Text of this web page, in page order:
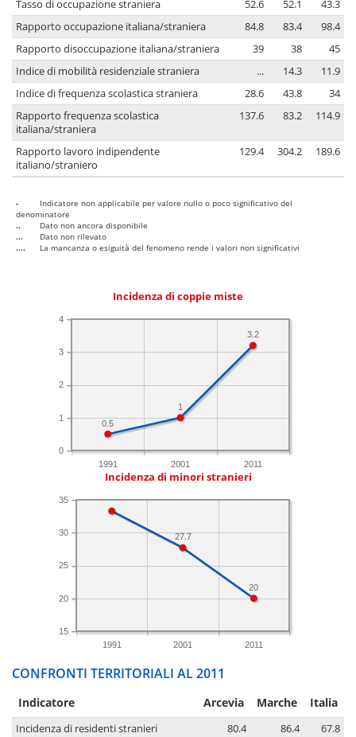
Tasso di occupazione straniera
52.6 52.1
43.3
Rapporto occupazione italiana/straniera
84.8 83.4
98.4
Rapporto disoccupazione italiana/straniera
39 38
45
Indice di mobilità residenziale straniera
... 14.3
11.9
Indice di frequenza scolastica straniera
28.6 43.8
34
Rapporto frequenza scolastica
italiana/straniera
137.6 83.2 114.9
Rapporto lavoro indipendente
italiano/straniero
129.4 304.2 189.6
-
Indicatore non applicabile per valore nullo o poco significativo del
denominatore
..
Dato non ancora disponibile
...
Dato non rilevato
....
La mancanza o esiguità del fenomeno rende i valori non significativi
Incidenza di coppie miste
1991 2001 2011
0
1
2
3
4
3.2
1
0.5
Incidenza di minori stranieri
1991 2001 2011
15
20
25
30
35
20
27.7
CONFRONTI TERRITORIALI AL 2011
Indicatore Arcevia Marche Italia
Incidenza di residenti stranieri 80.4 86.4
67.8